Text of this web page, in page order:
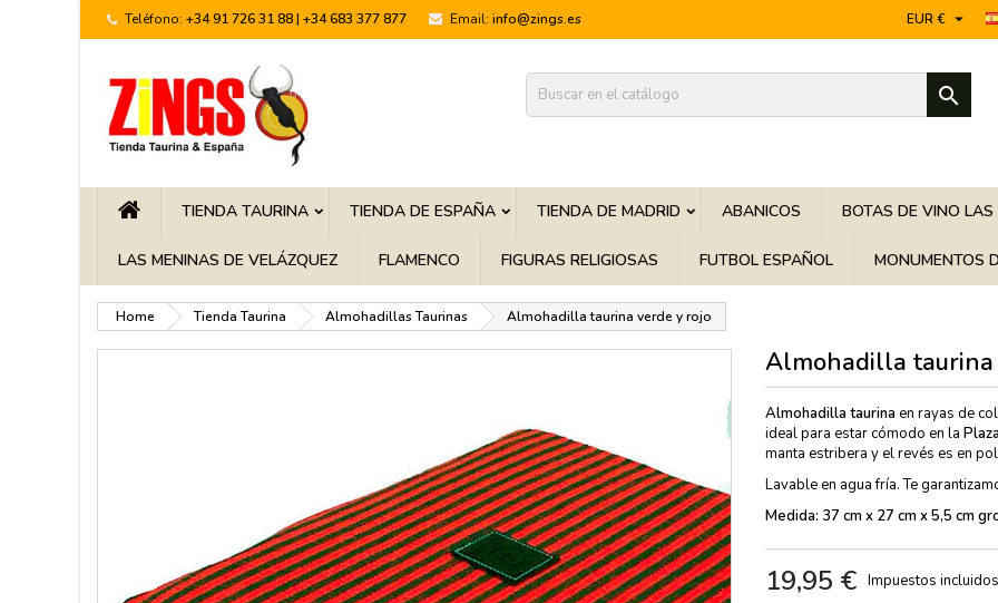
Teléfono: +34 91 726 31 88 | +34 683 377 877 Email: info@zings.es EUR € 

TIENDA TAURINA TIENDA DE ESPAÑA TIENDA DE MADRID ABANICOS BOTAS DE VINO LAS
LAS MENINAS DE VELÁZQUEZ FLAMENCO FIGURAS RELIGIOSAS FUTBOL ESPAÑOL MONUMENTOS
Home Tienda Taurina Almohadillas Taurinas Almohadilla taurina verde y rojo
Almohadilla taurina
Almohadilla taurina en rayas de
ideal para estar cómodo en la
manta estribera y el revés es en
Lavable en agua fría. Te
Medida: 37 cm x 27 cm x 5,5 cm
19,95 € Impuestos incluidos